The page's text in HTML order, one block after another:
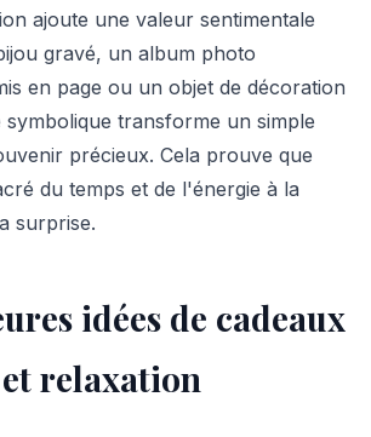
ajoute une valeur sentimentale
gravé, un album photo
en page ou un objet de décoration
transforme un simple
précieux. Cela prouve que
du temps et de l'énergie à la
surprise.
idées de cadeaux
relaxation